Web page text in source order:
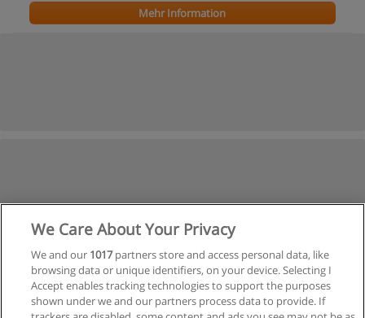
Mehr Information
We Care About Your Privacy
We and our 1017partners store and access personal data, like
browsing data or unique identifiers, on your device. Selecting I
Accept enables tracking technologies to support the purposes
shown under we and our partners process data to provide. If